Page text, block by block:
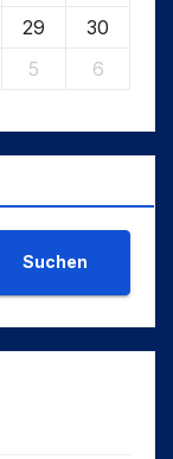
29
30
5 6
Suchen